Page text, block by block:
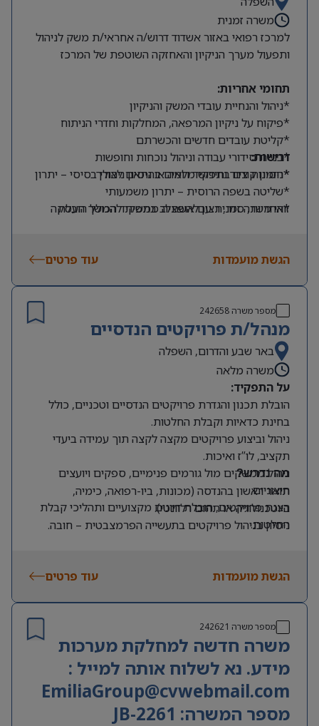
משרה זמנית
למרכז רפואי באזור אשדוד דרוש/ה אחראי/ת משק לניהול
ותפעול מערך הניקיון והאחזקה השוטפת של המרכז
תחומי אחריות:
*ניהול והנחיית עובדי המשק והניקיון
*פיקוח על ניקיון המרפאה, המחלקות וחדרי הניתוח
*קליטת עובדים חדשים והכשרתם
*בניית סידורי עבודה וניהול נוכחות וחופשות
*הזמנות ציוד וחידוש מלאים בהתאם לצורך
דרישות:
*ניסיון קודם בתפקיד דומה או ניסיון ניהולי בסיסי – יתרון
*שליטה בשפה הרוסית – יתרון משמעותי
*אחריות, סדר, רצון להשתלב בתפקיד הכולל הובלת
זוהי משרה זמנית עם אופציה ממשית להמשך העסקה
הגשת מועמדות עוד פרטים
מספר משרה242658
מנהל/ת פרויקטים הנדסיים
באר שבע והדרום, השפלה
משרה מלאה
על התפקיד:
הובלת תכנון והגדרת פרויקטים הנדסיים וטכניים, כולל
בחינת כדאיות וקבלת החלטות.
ניהול וביצוע פרויקטים מקצה לקצה תוך עמידה ביעדי
תקציב, לו”ז ואיכות.
ניהול ממשקים מול גורמים פנימיים, ספקים ויועצים
חיצוניים.
הצגת פרויקטים, הובלת דיונים מקצועיים ותהליכי קבלת
החלטות.
URS, IQ, OQ, DQ ו-CC.
מה נדרש?
תואר ראשון בהנדסה (מכונות, ביו-רפואה, כימיה,
ביוטכנולוגיה או תחום רלוונטי).
ניסיון בניהול פרויקטים בתעשייה הפרמצבטית – חובה.
היכרות עם תהליכי עבודה בתעשייה הפרמצבטית ודרישות
שליטה מלאה בעברית ובאנגלית – חובה.
הגשת מועמדות עוד פרטים
מספר משרה 242621
משרה חדשה למחלקת מערכות
מידע. נא לשלוח אותה למייל :
EmiliaGroup@cvwebmail.com
מספר המשרה: JB-2261